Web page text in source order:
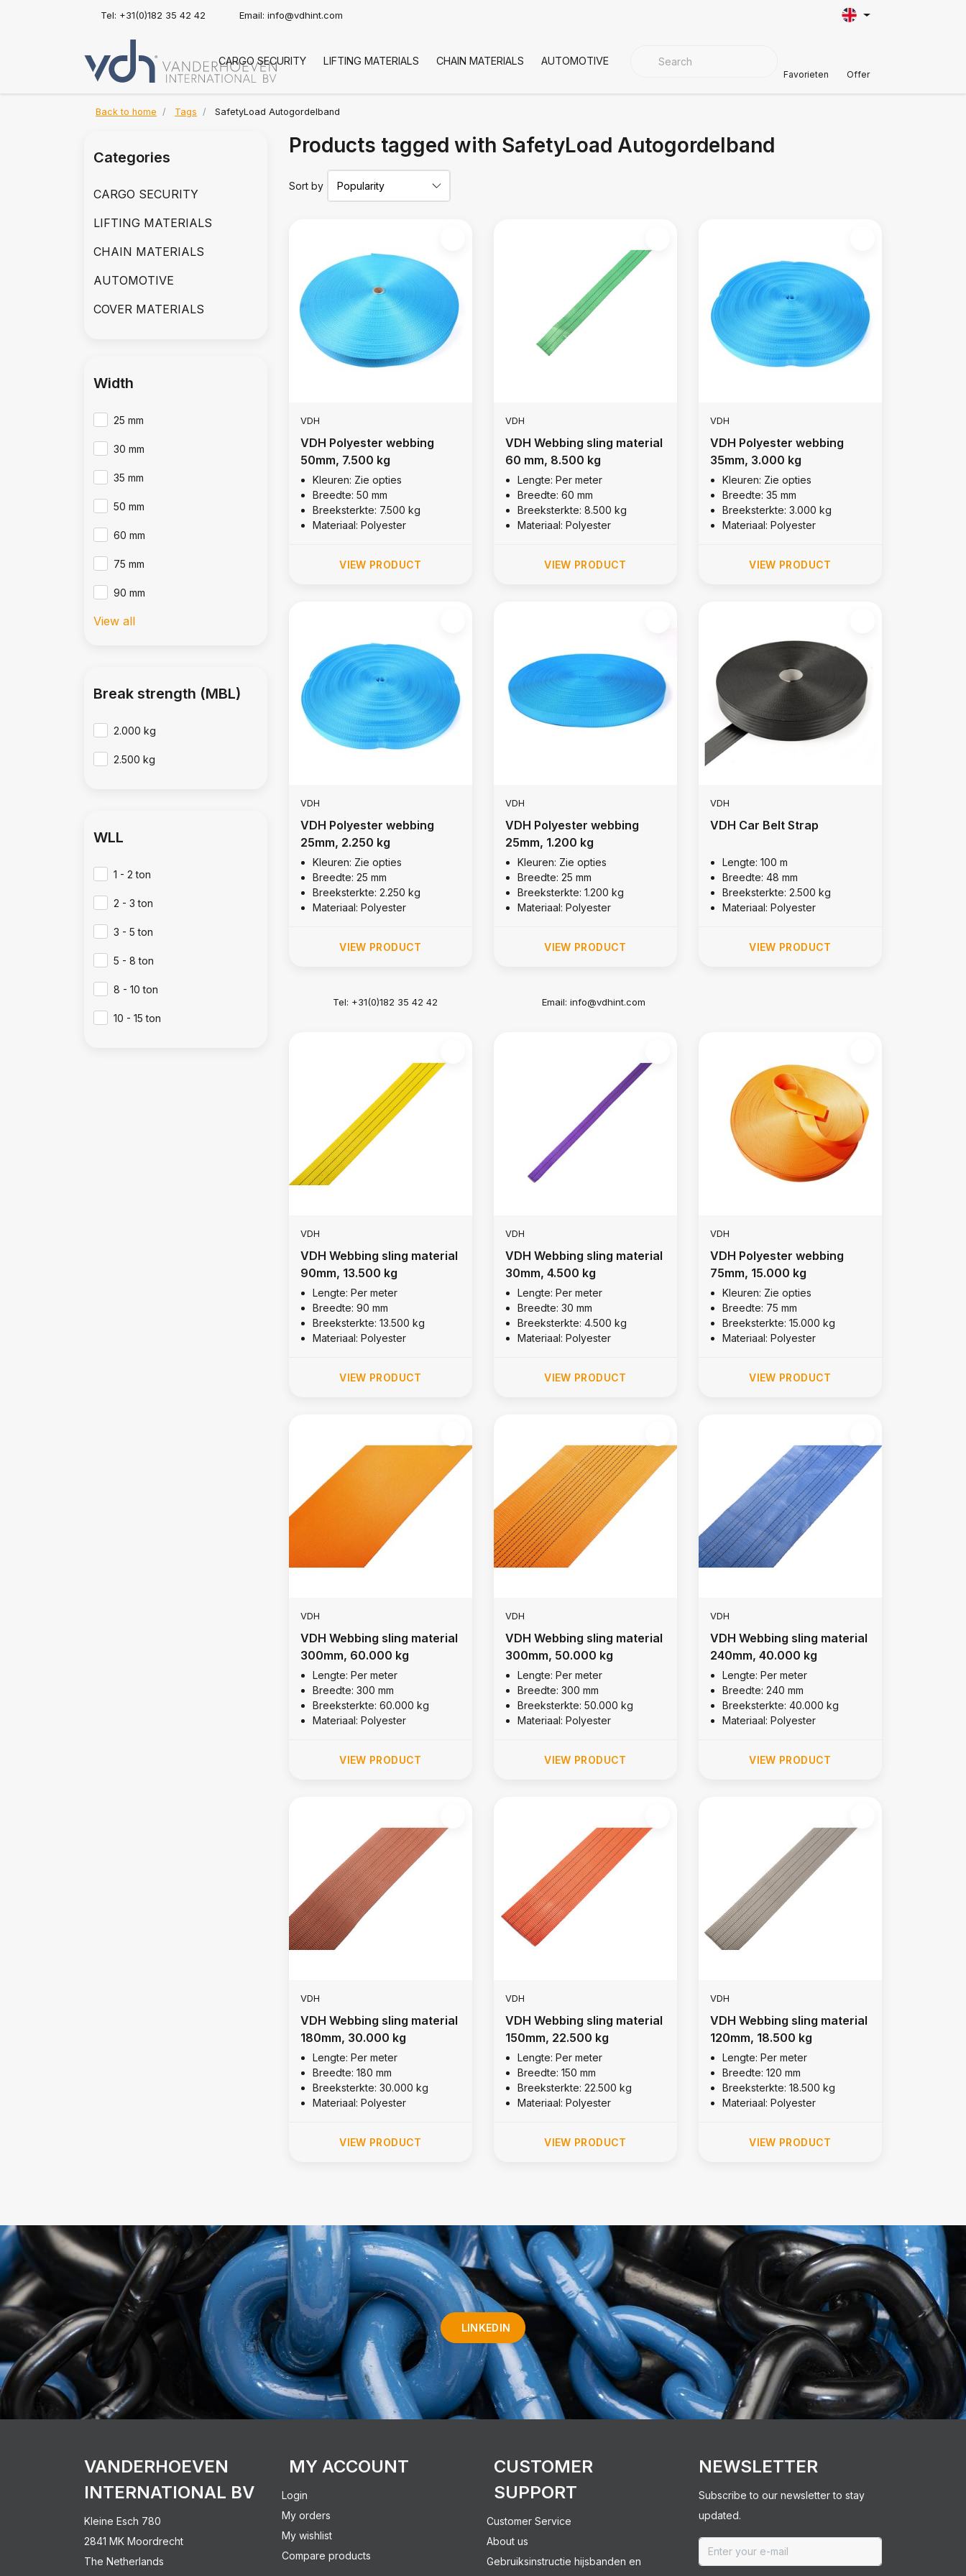
Tel: +31(0)182 35 42 42 Email: info@vdhint.com
CARGO SECURITY LIFTING MATERIALS CHAIN MATERIALS AUTOMOTIVE COVER MATERIALS
Favorieten Offer
Back to home Tags SafetyLoad Autogordelband
Products tagged with SafetyLoad Autogordelband
Sort by
VDH
VDH Polyester webbing
50mm, 7.500 kg
Kleuren: Zie opties
Breedte: 50 mm
Breeksterkte: 7.500 kg
Materiaal: Polyester
VIEW PRODUCT
VDH
VDH Webbing sling material
60 mm, 8.500 kg
Lengte: Per meter
Breedte: 60 mm
Breeksterkte: 8.500 kg
Materiaal: Polyester
VIEW PRODUCT
VDH
VDH Polyester webbing
35mm, 3.000 kg
Kleuren: Zie opties
Breedte: 35 mm
Breeksterkte: 3.000 kg
Materiaal: Polyester
VIEW PRODUCT
VDH
VDH Polyester webbing
25mm, 2.250 kg
Kleuren: Zie opties
Breedte: 25 mm
Breeksterkte: 2.250 kg
Materiaal: Polyester
VIEW PRODUCT
VDH
VDH Polyester webbing
25mm, 1.200 kg
Kleuren: Zie opties
Breedte: 25 mm
Breeksterkte: 1.200 kg
Materiaal: Polyester
VIEW PRODUCT
VDH
VDH Car Belt Strap
Lengte: 100 m
Breedte: 48 mm
Breeksterkte: 2.500 kg
Materiaal: Polyester
VIEW PRODUCT
Tel: +31(0)182 35 42 42 Email: info@vdhint.com
VDH
VDH Webbing sling material
90mm, 13.500 kg
Lengte: Per meter
Breedte: 90 mm
Breeksterkte: 13.500 kg
Materiaal: Polyester
VIEW PRODUCT
VDH
VDH Webbing sling material
30mm, 4.500 kg
Lengte: Per meter
Breedte: 30 mm
Breeksterkte: 4.500 kg
Materiaal: Polyester
VIEW PRODUCT
VDH
VDH Polyester webbing
75mm, 15.000 kg
Kleuren: Zie opties
Breedte: 75 mm
Breeksterkte: 15.000 kg
Materiaal: Polyester
VIEW PRODUCT
VDH
VDH Webbing sling material
300mm, 60.000 kg
Lengte: Per meter
Breedte: 300 mm
Breeksterkte: 60.000 kg
Materiaal: Polyester
VIEW PRODUCT
VDH
VDH Webbing sling material
300mm, 50.000 kg
Lengte: Per meter
Breedte: 300 mm
Breeksterkte: 50.000 kg
Materiaal: Polyester
VIEW PRODUCT
VDH
VDH Webbing sling material
240mm, 40.000 kg
Lengte: Per meter
Breedte: 240 mm
Breeksterkte: 40.000 kg
Materiaal: Polyester
VIEW PRODUCT
VDH
VDH Webbing sling material
180mm, 30.000 kg
Lengte: Per meter
Breedte: 180 mm
Breeksterkte: 30.000 kg
Materiaal: Polyester
VIEW PRODUCT
VDH
VDH Webbing sling material
150mm, 22.500 kg
Lengte: Per meter
Breedte: 150 mm
Breeksterkte: 22.500 kg
Materiaal: Polyester
VIEW PRODUCT
VDH
VDH Webbing sling material
120mm, 18.500 kg
Lengte: Per meter
Breedte: 120 mm
Breeksterkte: 18.500 kg
Materiaal: Polyester
VIEW PRODUCT
Categories
CARGO SECURITY
LIFTING MATERIALS
CHAIN MATERIALS
AUTOMOTIVE
COVER MATERIALS
Width
25 mm
30 mm
35 mm
50 mm
60 mm
75 mm
90 mm
View all
Break strength (MBL)
2.000 kg
2.500 kg
WLL
1 - 2 ton
2 - 3 ton
3 - 5 ton
5 - 8 ton
8 - 10 ton
10 - 15 ton
LINKEDIN
VANDERHOEVEN
INTERNATIONAL BV
Kleine Esch 780
2841 MK Moordrecht
The Netherlands
MY ACCOUNT
Login
My orders
My wishlist
Compare products
CUSTOMER
SUPPORT
Customer Service
About us
Gebruiksinstructie hijsbanden en
NEWSLETTER
Subscribe to our newsletter to stay
updated.